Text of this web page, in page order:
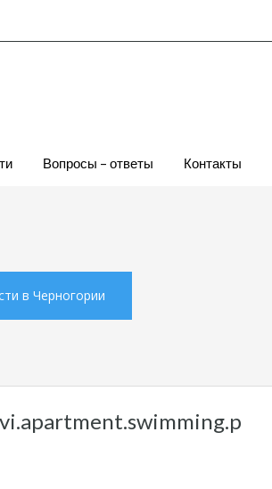
Вопросы – ответы Контакты
в Черногории